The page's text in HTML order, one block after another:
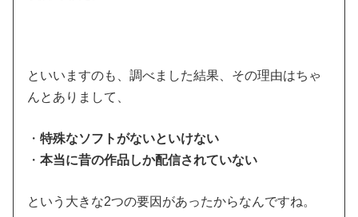
といいますのも、調べました結果、その理由はちゃ
んとありまして、
・特殊なソフトがないといけない
・本当に昔の作品しか配信されていない
という大きな2つの要因があったからなんですね。